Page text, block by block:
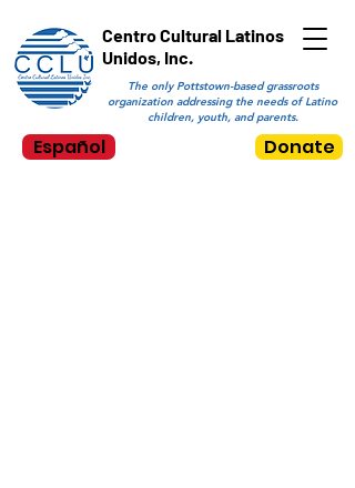
Donate
Centro Cultural Latinos
Unidos, Inc.
The only Pottstown-based grassroots
organization addressing the needs of Latino
children, youth, and parents.
Español